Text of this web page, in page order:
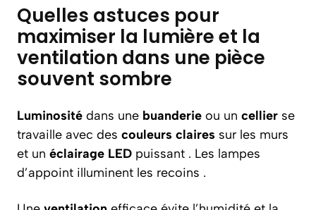
Quelles astuces pour
maximiser la lumière et la
ventilation dans une pièce
souvent sombre
Luminosité dans une buanderie ou un cellier se
travaille avec des couleurs claires sur les murs
et un éclairage LED puissant . Les lampes
d’appoint illuminent les recoins .